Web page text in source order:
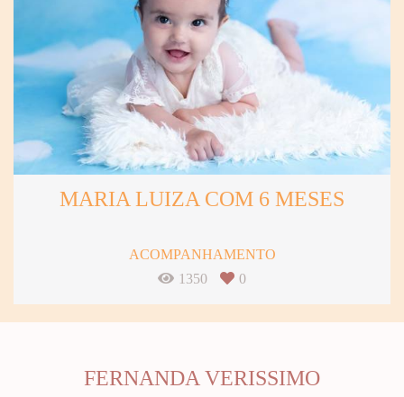
MARIA LUIZA COM 6 MESES
ACOMPANHAMENTO
1350
0
FERNANDA VERISSIMO